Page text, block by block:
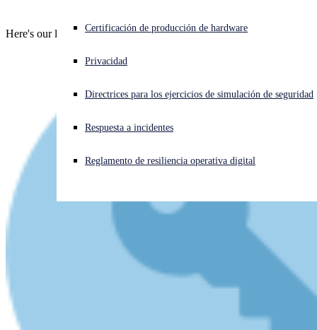
¿Está sufriendo un ciberataque? Obtenga ayuda ahora mismo
Iniciar sesión
Open language switcher
Certificación de producción de hardware
Privacidad
Directrices para los ejercicios de simulación de seguridad
Respuesta a incidentes
Reglamento de resiliencia operativa digital
Here's our latest live video talk - enjoy!